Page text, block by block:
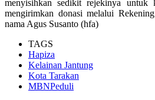
menyisihkan sedikit rejekinya untuk
mengirimkan donasi melalui
nama Agus Susanto (hfa)
TAGS
Hapiza
Kelainan Jantung
Kota Tarakan
MBNPeduli